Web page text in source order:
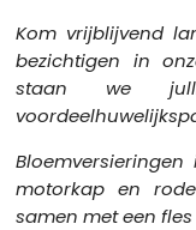
Kom vrijblijvend
bezichtigen in
staan we
motorkap en
samen met een